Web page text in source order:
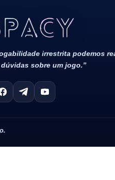
2022/2023​
irrestrita podemos
sobre um jogo.”